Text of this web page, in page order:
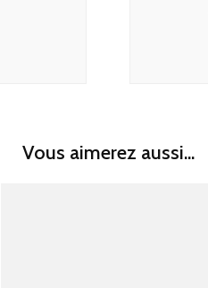
Vous aimerez aussi...